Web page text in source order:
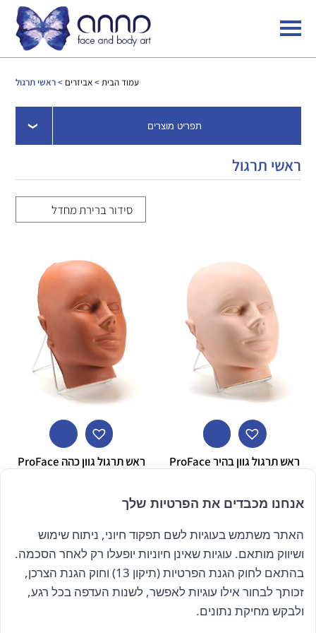
עמוד הבית>אביזרים > ראשי תרגול
תפריט מוצרים
ראשי תרגול
ראש תרגול גוון בהיר ProFace
ראש תרגול גוון כהה ProFace
הרשם לניוזלטר שלנו
אנחנו מכבדים את הפרטיות שלך
האתר משתמש בעוגיות לשם תפקוד חיוני, ניתוח שימוש
ושיווק מותאם. עוגיות שאינן חיוניות יופעלו רק לאחר הסכמה.
בהתאם לחוק הגנת הפרטיות (תיקון 13) וחוק הגנת הצרכן,
זכותך לבחור אילו עוגיות לאפשר, לשנות העדפה בכל רגע,
ולבקש מחיקת נתונים.